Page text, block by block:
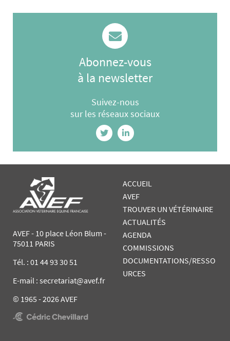
Abonnez-vous
à la newsletter
Suivez-nous
sur les réseaux sociaux
AVEF - 10 place Léon Blum -
75011 PARIS
Tél. : 01 44 93 30 51
E-mail : secretariat@avef.fr
© 1965 - 2026 AVEF
ACCUEIL
AVEF
TROUVER UN VÉTÉRINAIRE
ACTUALITÉS
AGENDA
COMMISSIONS
DOCUMENTATIONS/RESSO
URCES